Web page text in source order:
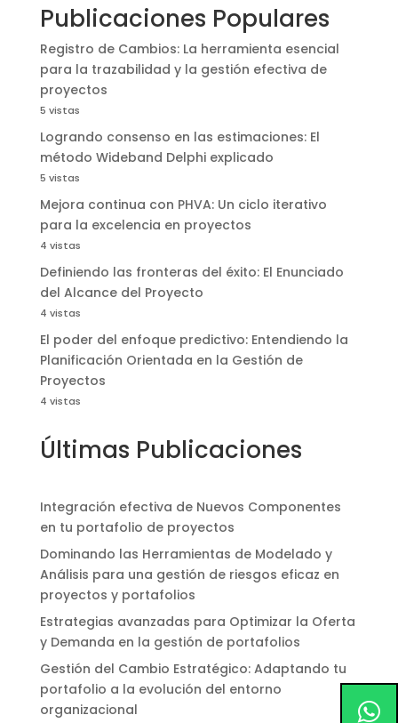
Publicaciones Populares
Registro de Cambios: La herramienta esencial
para la trazabilidad y la gestión efectiva de
proyectos
5 vistas
Logrando consenso en las estimaciones: El
método Wideband Delphi explicado
5 vistas
Mejora continua con PHVA: Un ciclo iterativo
para la excelencia en proyectos
4 vistas
Definiendo las fronteras del éxito: El Enunciado
del Alcance del Proyecto
4 vistas
El poder del enfoque predictivo: Entendiendo la
Planificación Orientada en la Gestión de
Proyectos
4 vistas
Últimas Publicaciones
Integración efectiva de Nuevos Componentes
en tu portafolio de proyectos
Dominando las Herramientas de Modelado y
Análisis para una gestión de riesgos eficaz en
proyectos y portafolios
Estrategias avanzadas para Optimizar la Oferta
y Demanda en la gestión de portafolios
Gestión del Cambio Estratégico: Adaptando tu
portafolio a la evolución del entorno
organizacional